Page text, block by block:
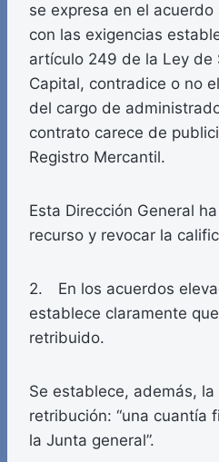
se expresa en el
con las exigencias
artículo 249 de la Ley de
Capital, contradice o no
del cargo de
contrato carece de
Registro Mercantil.
Esta Dirección General
recurso y revocar la
2. En los acuerdos
establece claramente
retribuido.
Se establece, además,
retribución: “una cuantía
la Junta general”.